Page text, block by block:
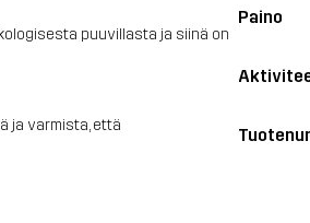
puuvillasta ja siinä on
ja varmista, että
Paino